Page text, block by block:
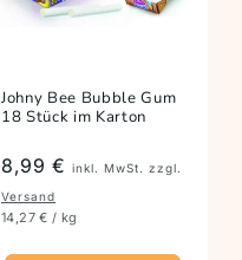
Johny Bee Bubble Gum
18 Stück im Karton
Preis
8,99 € inkl. MwSt. zzgl.
Versand
14,27 € / kg